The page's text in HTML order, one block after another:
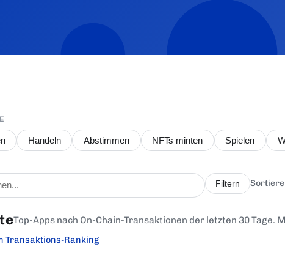
Handeln Abstimmen NFTs minten Spielen
Filtern
Top-Apps nach On-Chain-Transaktionen der letzten 30 Tage.
Transaktions-Ranking